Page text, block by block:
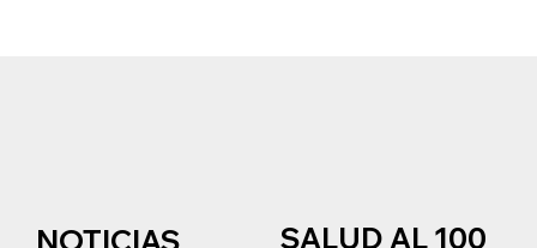
NOTICIAS SALUD AL 100